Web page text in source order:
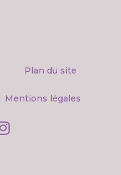
Plan du site
Mentions légales